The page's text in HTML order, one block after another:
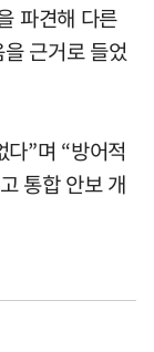
파견해 다른
근거로 들었
”며 “방어적
통합 안보 개